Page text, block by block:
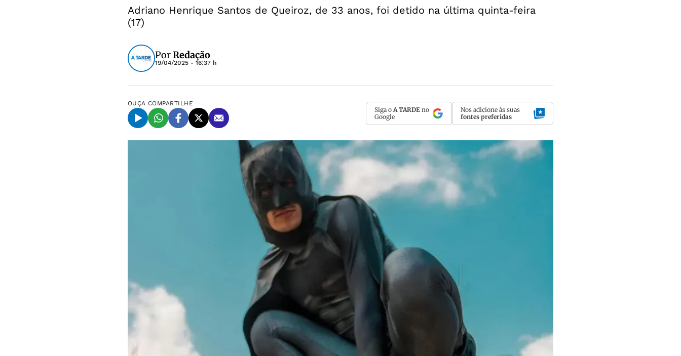
Adriano Henrique Santos de Queiroz, de 33 anos, foi detido na última quinta-feira
(17)
PorRedação
19/04/2025 - 16:37 h
OUÇA COMPARTILHE
Siga o A TARDE no
Google
Nos adicione às suas
fontes preferidas